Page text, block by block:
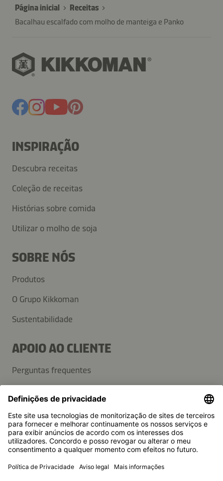
Página inicial
Receitas
Bacalhau escalfado com molho de manteiga e Panko
INSPIRAÇÃO
Descubra receitas
Coleção de receitas
Histórias sobre comida
Utilizar o molho de soja
SOBRE NÓS
Produtos
O Grupo Kikkoman
Sustentabilidade
APOIO AO CLIENTE
Perguntas frequentes
Newsletter
Imprensa
A Kikkoman é uma marca registada da Kikkoman Corporation,